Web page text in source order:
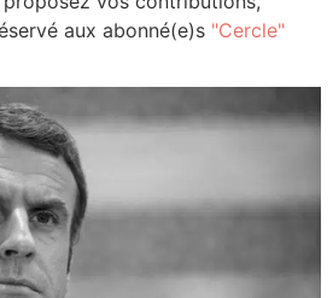
aux abonné(e)s "Cercle"